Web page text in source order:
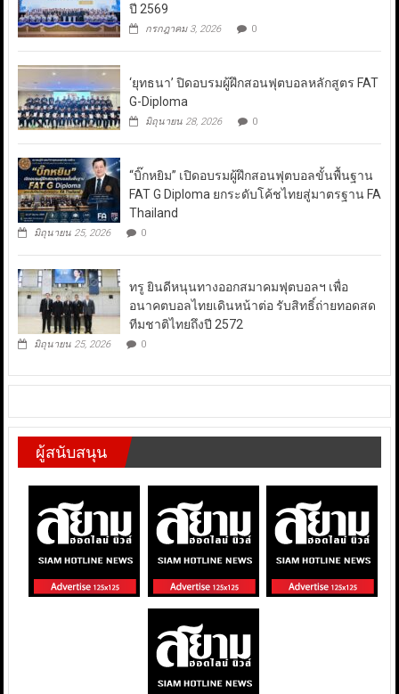
ปี 2569
กรกฎาคม 3, 2026 0
‘ยุทธนา’ ปิดอบรมผู้ฝึกสอนฟุตบอลหลักสูตร FAT
G-Diploma
มิถุนายน 28, 2026 0
“บิ๊กหยิม” เปิดอบรมผู้ฝึกสอนฟุตบอลขั้นพื้นฐาน
FAT G Diploma ยกระดับโค้ชไทยสู่มาตรฐาน FA
Thailand
มิถุนายน 25, 2026 0
ทรู ยินดีหนุนทางออกสมาคมฟุตบอลฯ เพื่อ
อนาคตบอลไทยเดินหน้าต่อ รับสิทธิ์ถ่ายทอดสด
ทีมชาติไทยถึงปี 2572
มิถุนายน 25, 2026 0
ผู้สนับสนุน